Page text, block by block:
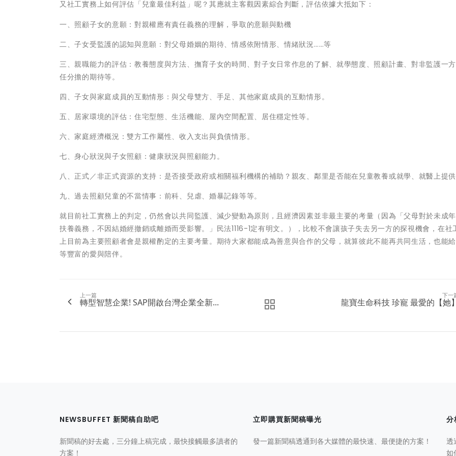
又社工實務上如何評估「兒童最佳利益」呢？其應就主客觀因素綜合判斷，評估依據大抵如下：
一、照顧子女的意願：對親權應有責任義務的理解，爭取的意願與動機
二、子女受監護的認知與意願：對父母婚姻的期待、情感依附情形、情緒狀況……等
三、親職能力的評估：教養態度與方法、撫育子女的時間、對子女日常作息的了解、就學態度、照顧計畫、對非監護一
任分擔的期待等。
四、子女與家庭成員的互動情形：與父母雙方、手足、其他家庭成員的互動情形。
五、居家環境的評估：住宅型態、生活機能、屋內空間配置、居住穩定性等。
六、家庭經濟概況：雙方工作屬性、收入支出與負債情形。
七、身心狀況與子女照顧：健康狀況與照顧能力。
八、正式／非正式資源的支持：是否接受政府或相關福利機構的補助？親友、鄰里是否能在兒童教養或就學、就醫上提
九、過去照顧兒童的不當情事：前科、兒虐、婚暴記錄等等。
就目前社工實務上的判定，仍然會以共同監護、減少變動為原則，且經濟因素並非最主要的考量（因為「父母對於未成
扶養義務，不因結婚經撤銷或離婚而受影響。」民法1116-1定有明文。），比較不會讓孩子失去另一方的探視機會，在社
上目前為主要照顧者會是親權酌定的主要考量。期待大家都能成為善意與合作的父母，就算彼此不能再共同生活，也能
等豐富的愛與陪伴。
上一篇
轉型智慧企業! SAP開啟台灣企業全新...
下一
龍寶生命科技 珍寵 最愛的【她】
NEWSBUFFET 新聞稿自助吧
新聞稿的好去處，三分鐘上稿完成，最快接觸最多讀者的
方案！
立即購買新聞稿曝光
發一篇新聞稿透通到各大媒體的最快速、最便捷的方案！
分
透
如